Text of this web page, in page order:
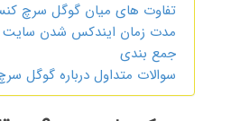
تفاوت های میان گوگل سرچ
مدت زمان ایندکس شدن سایت
جمع بندی
سوالات متداول درباره گوگل